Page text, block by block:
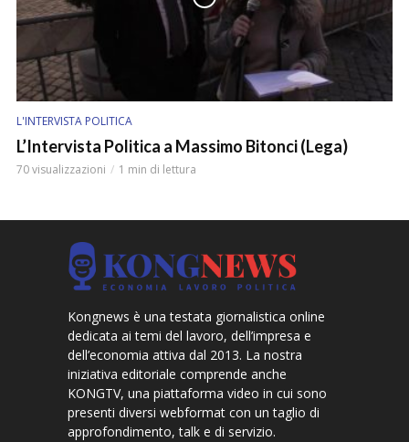
L'INTERVISTA POLITICA
L’Intervista Politica a Massimo Bitonci (Lega)
70 visualizzazioni 1 min di lettura
Kongnews è una testata giornalistica online
dedicata ai temi del lavoro, dell’impresa e
dell’economia attiva dal 2013. La nostra
iniziativa editoriale comprende anche
KONGTV, una piattaforma video in cui sono
presenti diversi webformat con un taglio di
approfondimento, talk e di servizio.